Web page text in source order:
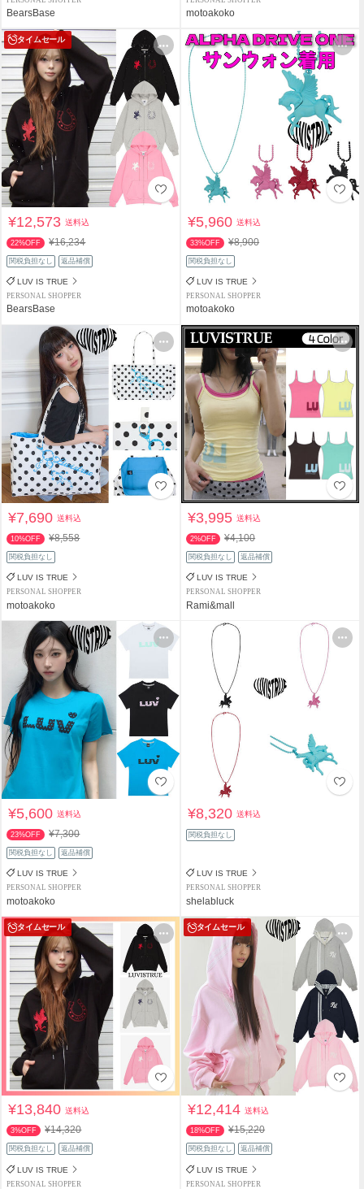
BearsBase motoakoko
タイムセール
¥12,573送料込
22%OFF ¥16,234
関税負担なし 返品補償
LUV IS TRUE
PERSONAL SHOPPER
BearsBase
¥5,960送料込
33%OFF ¥8,900
関税負担なし
LUV IS TRUE
PERSONAL SHOPPER
motoakoko
¥7,690送料込
10%OFF ¥8,558
関税負担なし
LUV IS TRUE
PERSONAL SHOPPER
motoakoko
¥3,995送料込
2%OFF ¥4,100
関税負担なし 返品補償
LUV IS TRUE
PERSONAL SHOPPER
Rami&mall
¥5,600送料込
23%OFF ¥7,300
関税負担なし 返品補償
LUV IS TRUE
PERSONAL SHOPPER
motoakoko
¥8,320送料込
関税負担なし
LUV IS TRUE
PERSONAL SHOPPER
shelabluck
タイムセール
¥13,840送料込
3%OFF ¥14,320
関税負担なし 返品補償
LUV IS TRUE
PERSONAL SHOPPER
タイムセール
¥12,414送料込
18%OFF ¥15,220
関税負担なし 返品補償
LUV IS TRUE
PERSONAL SHOPPER